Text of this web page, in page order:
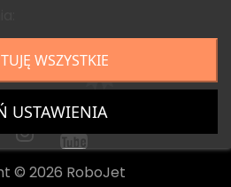
WSZYSTKIE
USTAWIENIA
© 2026 RoboJet